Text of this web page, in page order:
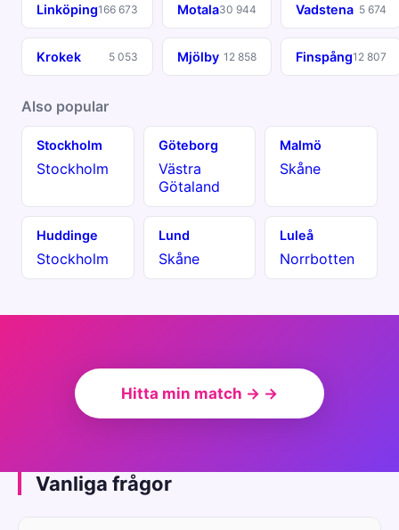
Linköping166 673 Motala30 944 Vadstena 5 674
Krokek 5 053 Mjölby 12 858 Finspång12 807
Also popular
Stockholm
Stockholm
Göteborg
Västra
Götaland
Malmö
Skåne
Huddinge
Stockholm
Lund
Skåne
Luleå
Norrbotten
Hitta min match → →
Vanliga frågor